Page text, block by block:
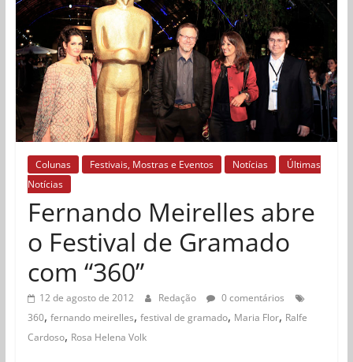
Colunas Festivais, Mostras e Eventos Notícias
Últimas
Notícias
Fernando Meirelles abre
o Festival de Gramado
com “360”
12 de agosto de 2012 Redação
0 comentários
360, fernando meirelles, festival de gramado, Maria Flor, Ralfe
Cardoso, Rosa Helena Volk